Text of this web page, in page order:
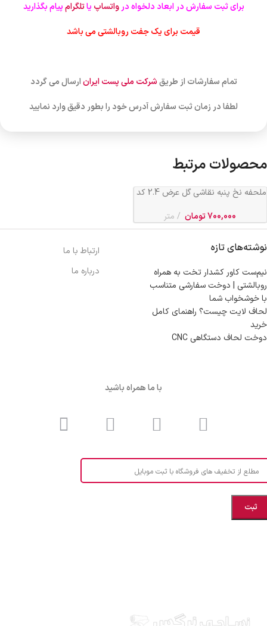
برای ثبت سفارش در ابعاد دلخواه درواتساپ یاتلگرامپیام بگذارید
قیمت برای یک جفت روبالشتی می باشد
تمام سفارشات از طریقشرکت ملی پست ایرانارسال می گردد
لطفا در زمان ثبت سفارش آدرس خود را بطور دقیق وارد نمایید
محصولات مرتبط
ملحفه نخ پنبه نقاشی گل عرض 2.4 کد
700,000تومان متر
نوشته‌های تازه
نیم‌ست کاور کشدار تخت به همراه
روبالشتی | دوخت سفارشی متناسب
با خوشخواب شما
لحاف لایت چیست؟ راهنمای کامل
خرید
دوخت لحاف دستگاهی CNC
ارتباط با ما
درباره ما
با ما همراه باشید
مطلع از تخفیف های فروشگاه با ثبت موبایل